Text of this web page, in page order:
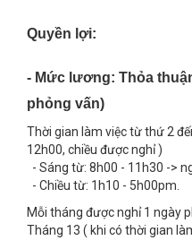
Quyền lợi:
- Mức lương: Thỏa
phỏng vấn)
Thời gian làm việc từ thứ 2
12h00, chiều được nghỉ )
- Sáng từ: 8h00 - 11h30 ->
- Chiều từ: 1h10 - 5h00pm.
Mỗi tháng được nghỉ 1 ngày
Tháng 13 ( khi có thời gian